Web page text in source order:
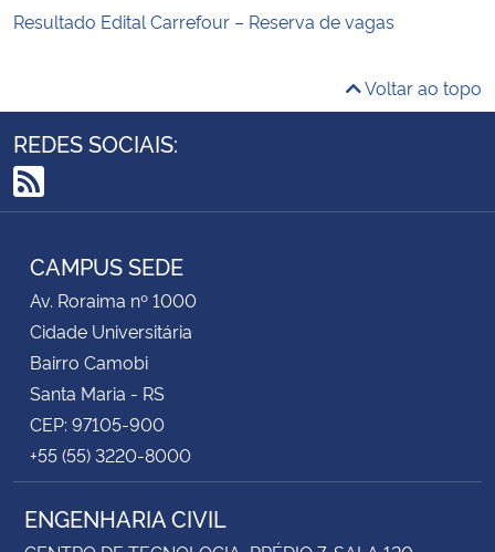
Resultado Edital Carrefour – Reserva de vagas
Voltar ao topo
REDES SOCIAIS:
RSS
CAMPUS SEDE
Av. Roraima nº 1000
Cidade Universitária
Bairro Camobi
Santa Maria - RS
CEP: 97105-900
+55 (55) 3220-8000
ENGENHARIA CIVIL